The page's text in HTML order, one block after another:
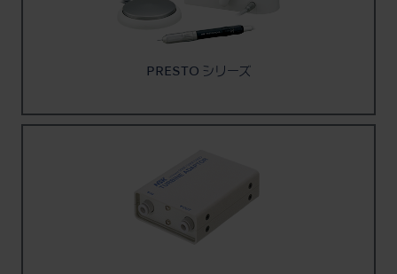
PRESTO シリーズ